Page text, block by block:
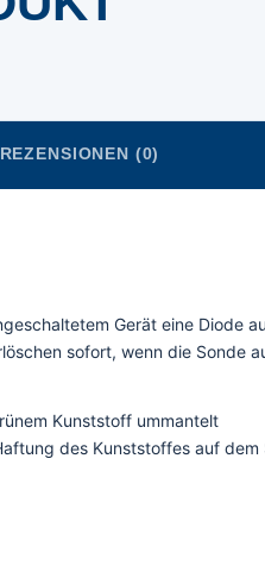
REZENSIONEN (0)
Gerät eine Diode
sofort, wenn die Sonde
Kunststoff ummantelt
des Kunststoffes auf dem